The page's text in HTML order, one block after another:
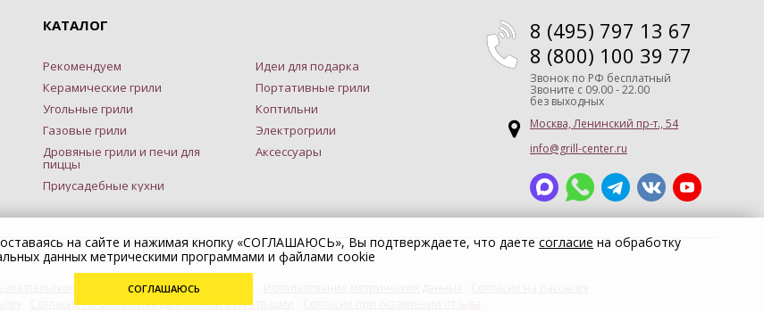
КАТАЛОГ
Рекомендуем
Керамические грили
Угольные грили
Газовые грили
Дровяные грили и печи для
пиццы
Приусадебные кухни
Идеи для подарка
Портативные грили
Коптильни
Электрогрили
Аксессуары
8 (495) 797 13 67
8 (800) 100 39 77
Звонок по РФ бесплатный
Звоните с 09.00 - 22.00
без выходных
Москва, Ленинский пр-т., 54
info@grill-center.ru
соглашение Публичная оферта
Согласие на обработку данных при регистрации
на сайте и нажимая кнопку «СОГЛАШАЮСЬ», Вы подтверждаете, что даете согласие на обработку
данных метрическими программами и файлами cookie
СОГЛАШАЮСЬ